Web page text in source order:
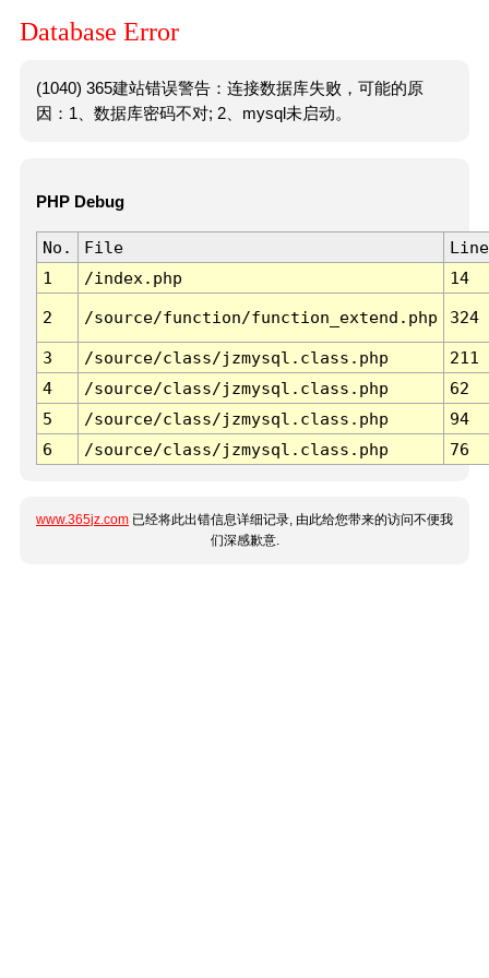
Database Error
(1040) 365建站错误警告：连接数据库失败，可能的原
因：1、数据库密码不对; 2、mysql未启动。
PHP Debug
No. File
Line
1
/index.php 14
2 /source/function/function_extend.php 324
3 /source/class/jzmysql.class.php
211
4
/source/class/jzmysql.class.php
62
5
/source/class/jzmysql.class.php
94
6
/source/class/jzmysql.class.php 76
www.365jz.com 已经将此出错信息详细记录, 由此给您带来的访问不便我
们深感歉意.